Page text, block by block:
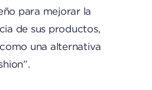
para mejorar la
de sus productos,
una alternativa